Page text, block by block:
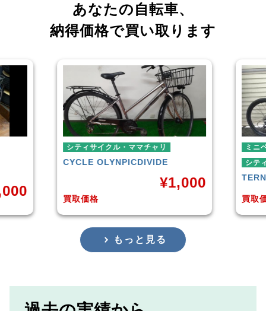
あなたの自転車、
納得価格で買い取ります
シティサイクル・ママチャリ
CYCLE OLYNPICDIVIDE
買取価格
1,000
シティサイクル・
TERN SURGE
もっと見る